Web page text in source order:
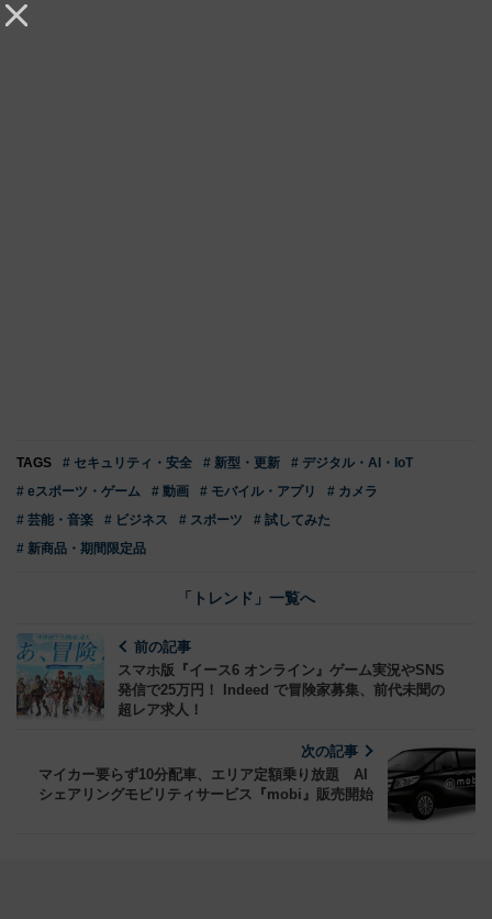
TAGS # セキュリティ・安全 # 新型・更新
# デジタル・AI・IoT
# eスポーツ・ゲーム
# 動画 # モバイル・アプリ
# カメラ
# 芸能・音楽
# ビジネス # スポーツ
# 試してみた
# 新商品・期間限定品
「トレンド」一覧へ
前の記事
スマホ版『イース6 オンライン』ゲーム実況やSNS
発信で25万円！ Indeed で冒険家募集、前代未聞の
超レア求人！
次の記事
マイカー要らず10分配車、エリア定額乗り放題 AI
シェアリングモビリティサービス『mobi』販売開始